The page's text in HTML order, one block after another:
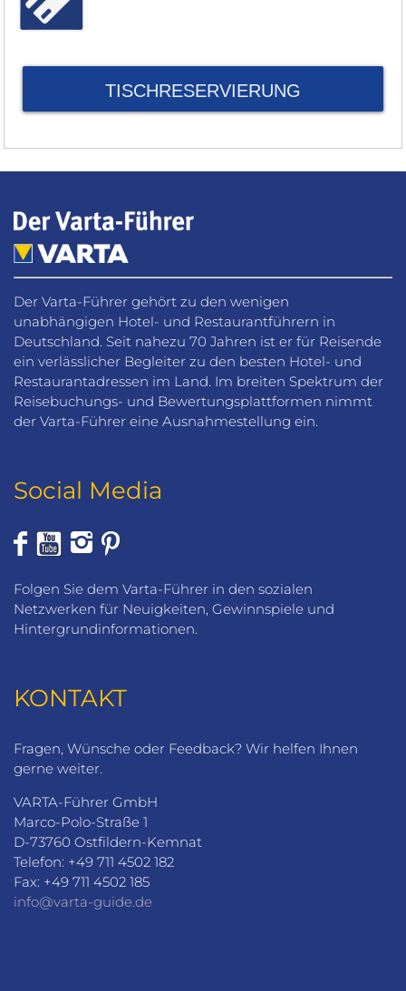
TISCHRESERVIERUNG
Der Varta-Führer gehört zu den wenigen
unabhängigen Hotel- und Restaurantführern in
Deutschland. Seit nahezu 70 Jahren ist er für Reisende
ein verlässlicher Begleiter zu den besten Hotel- und
Restaurantadressen im Land. Im breiten Spektrum der
Reisebuchungs- und Bewertungsplattformen nimmt
der Varta-Führer eine Ausnahmestellung ein.
Social Media
Folgen Sie dem Varta-Führer in den sozialen
Netzwerken für Neuigkeiten, Gewinnspiele und
Hintergrundinformationen.
KONTAKT
Fragen, Wünsche oder Feedback? Wir helfen Ihnen
gerne weiter.
VARTA-Führer GmbH
Marco-Polo-Straße 1
D-73760 Ostfildern-Kemnat
Telefon: +49 711 4502 182
Fax: +49 711 4502 185
info@varta-guide.de